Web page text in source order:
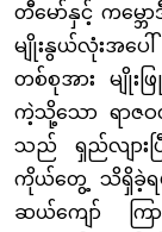
တီမော်နှင့် ကမ္ဘေ
မျိုးနွယ်လုံးအပေ
တစ်စုအား မျိုး
ကဲ့သို့သော ရာဇဝတ်
သည် ရှည်လျားပ
ကိုယ်တွေ့ သိရှိခဲ့ရပ
ဆယ်ကျော် ကြာ